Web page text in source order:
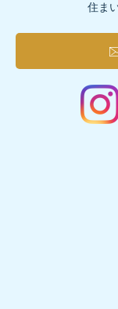
住ま